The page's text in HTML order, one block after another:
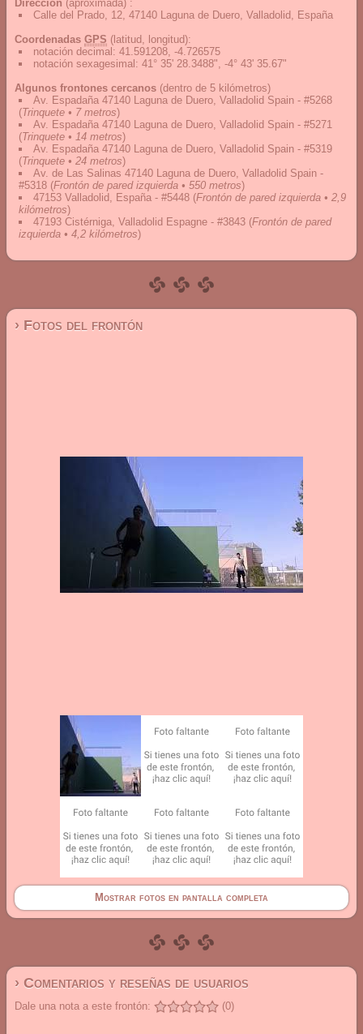
Dirección (aproximada) :
Calle del Prado, 12, 47140 Laguna de Duero, Valladolid, España
Coordenadas GPS (latitud, longitud):
notación decimal : 41.591208, -4.726575
notación sexagesimal : 41° 35' 28.3488", -4° 43' 35.67"
Algunos frontones cercanos (dentro de 5 kilómetros)
Av. Espadaña 47140 Laguna de Duero, Valladolid Spain - #5268
(Trinquete • 7 metros)
Av. Espadaña 47140 Laguna de Duero, Valladolid Spain - #5271
(Trinquete • 14 metros)
Av. Espadaña 47140 Laguna de Duero, Valladolid Spain - #5319
(Trinquete • 24 metros)
Av. de Las Salinas 47140 Laguna de Duero, Valladolid Spain -
#5318 (Frontón de pared izquierda • 550 metros)
47153 Valladolid, España - #5448 (Frontón de pared izquierda • 2,9
kilómetros)
47193 Cistérniga, Valladolid Espagne - #3843 (Frontón de pared
izquierda • 4,2 kilómetros)
› Fotos del frontón
Mostrar fotos en pantalla completa
› Comentarios y reseñas de usuarios
Dale una nota a este frontón: (0)